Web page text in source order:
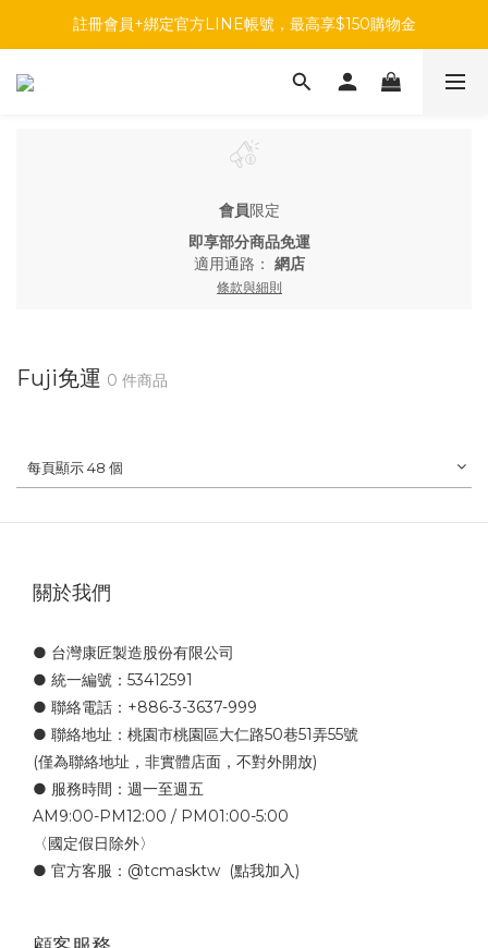
註冊會員+綁定官方LINE帳號，最高享$150購物金
註冊會員+綁定官方LINE帳號，最高享$150購物金
前往參加投票，領取專屬折扣碼!
會員限定
即享部分商品免運
適用通路： 網店
條款與細則
Fuji免運 0 件商品
每頁顯示 48 個
關於我們
● 台灣康匠製造股份有限公司
● 統一編號：53412591
● 聯絡電話：+886-3-3637-999
● 聯絡地址：桃園市桃園區大仁路50巷51弄55號
(僅為聯絡地址，非實體店面，不對外開放)
● 服務時間：週一至週五
AM9:00-PM12:00 / PM01:00-5:00
〈國定假日除外〉
● 官方客服： @tcmasktw (點我加入)